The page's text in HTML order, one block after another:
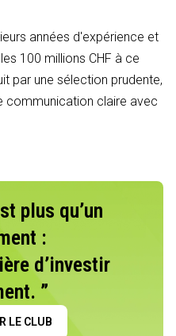
années d'expérience et
100 millions CHF à ce
par une sélection prudente,
communication claire avec
plus qu’un
:
d’investir
”
LE CLUB